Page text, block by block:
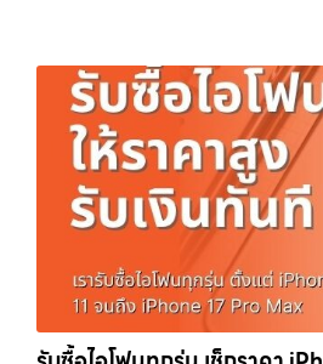
ยี่ห้อ แต่ขึ้นอยู่กับสภาพจริง ความครบชุด และ
คุณ เราจึงตั้งใจให้บริการในเขต ลาดพร้าว, รั
บางแค, วัชรพล, รามอินทรา, บางนา, บางพลี,
วังหิน อย่างเต็มที่ ไม่ว่าคุณจะค้นหาคำว่า “รับ
โทรศัพท์มือสองกรุงเทพ”, “ขาย iPad ได้ราคา
ถึงที่”, หรือ “รับซื้อ Samsung มือสอง ราคา
บริการของเรามุ่งตรงให้คุณได้รับราคาและคว
เลือกเราแล้วคุณจะได้บริการที่คุณไว้วางใจ พ
ความสะดวก นัดรับถึงที่ ตรวจสภาพอย่างมืออ
ทั้งหมดนี้เพื่อให้การขายอุปกรณ์ของคุณเป็นเรื่
และคุ้มค่ากว่า ทำไมต้องเลือกเรา ผู้เชี่ยวชา
iPhone, Samsung, ไอแพด แท็บเล็ตทุกยี่ห้อ
เครื่องก่อนขาย บทความนี้จะพาไปดูวิธีเตรีย
ตั้งแต่เรื่องพื้นฐานไปจนถึงเทคนิคที่ช่วยเพิ่มมู
ข้าม หากทำครบทุกข้อ โอกาสที่จะได้ราคาดีขึ้น
รียมเครื่องถึงสำคัญ ก่อนจะไปดูวิธี เราต้องเข้
ให้ความสำคัญกับรายละเอียดเหล่านี้ สำหรับ
เขามองคือ “ความพร้อมในการขายต่อ” หากเ
ต่อได้ทันทีโดยไม่ต้องเสียเวลาแก้ไข ไม่ต้อง
เสี่ยงก็จะต่ำลง และนั่นทำให้เขากล้ารับในราค
เครื่องยังมีข้อมูลค้างอยู่ ติด iCloud หรือสภ
เสียเวลาและต้นทุนเพิ่ม สิ่งเหล่านี้จะถูกนำไป
คุณโดยตรง 1. สำรองข้อมูลให้เรียบร้อยก่อนล้
ทำเสมอคือการสำรองข้อมูล เพราะหลังจากล้